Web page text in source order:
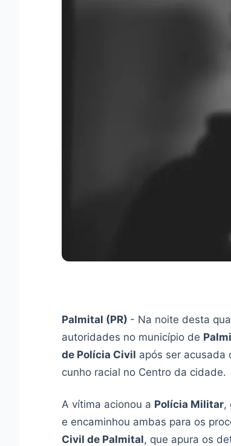
Palmital (PR) - Na noite desta
autoridades no município de
de Polícia Civil após ser acusada
cunho racial no Centro da cidade.
A vítima acionou a Polícia Militar,
e encaminhou ambas para os
Civil de Palmital, que apura os